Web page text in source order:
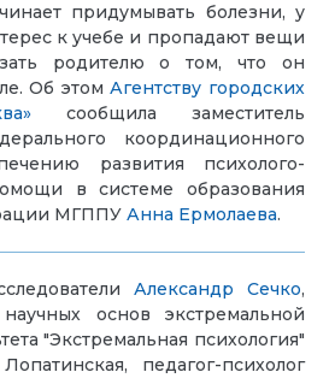
придумывать болезни, у
к учебе и пропадают вещи
родителю о том, что он
Об этомАгентству городских
сообщила заместитель
координационного
развития психолого-
в системе образования
МГППУ Анна Ермолаева.
Александр Сечко,
основ экстремальной
"Экстремальная психология"
педагог-психолог